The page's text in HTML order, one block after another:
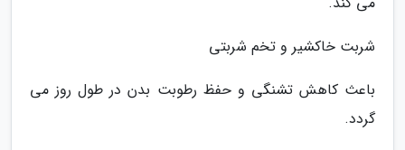
شربت خاکشیر و تخم شربتی
باعث کاهش تشنگی و حفظ رطوبت بدن در طول روز می
گردد.